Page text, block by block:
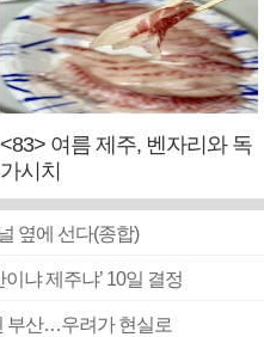
<83> 여름 제주, 벤자리와 독
가시치
옆에 선다(종합)
냐 제주냐’ 10일 결정
부산…우려가 현실로